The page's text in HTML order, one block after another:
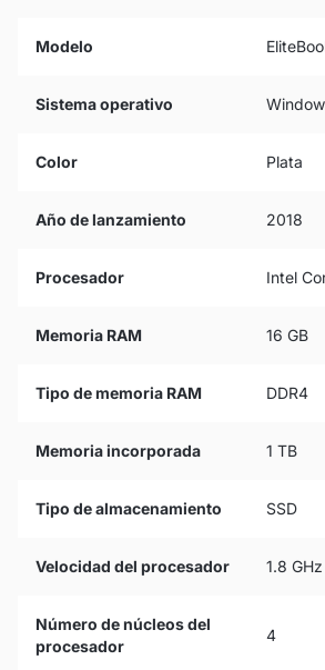
Modelo
Sistema operativo
Color Plata
Año de lanzamiento 2018
Procesador Intel
Memoria RAM 16 GB
Tipo de memoria RAM DDR4
Memoria incorporada 1 TB
Tipo de almacenamiento SSD
Velocidad del procesador 1.8 GHz
Número de núcleos del
procesador
4